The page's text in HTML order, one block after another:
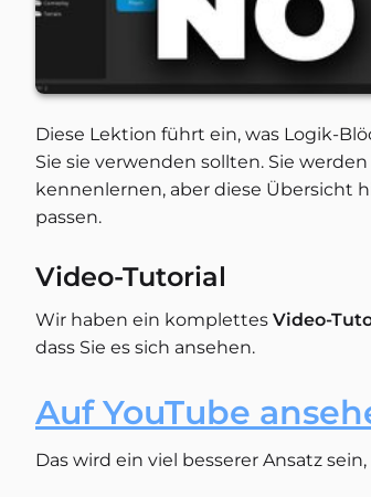
Diese Lektion führt ein, was Logik-
Sie sie verwenden sollten. Sie
kennenlernen, aber diese Übersicht
passen.
Video-Tutorial
Wir haben ein komplettes Video-
dass Sie es sich ansehen.
Auf YouTube
Das wird ein viel besserer Ansatz